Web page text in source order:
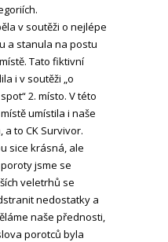
v soutěži o nejlépe
a stanula na postu
Tato fiktivní
i v soutěži „o
2. místo. V této
umístila i naše
to CK Survivor.
sice krásná, ale
jsme se
veletrhů se
nedostatky a
naše přednosti,
porotců byla